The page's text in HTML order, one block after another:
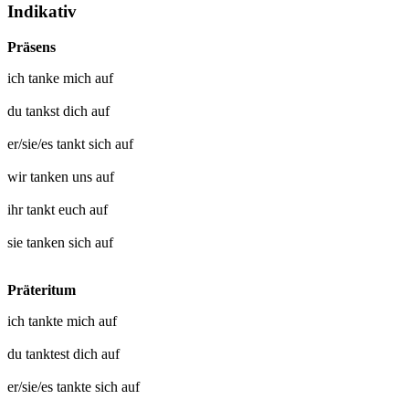
Indikativ
Präsens
ich tanke mich auf
du tankst dich auf
er/sie/es tankt sich auf
wirtanken uns auf
ihrtankt euch auf
sie tanken sich auf
Präteritum
ich tankte mich auf
du tanktest dich auf
er/sie/es tankte sich auf